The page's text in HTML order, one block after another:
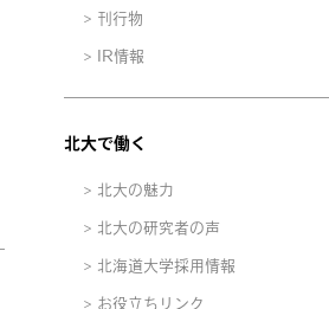
刊行物
IR情報
北大で働く
北大の魅力
北大の研究者の声
北海道大学採用情報
お役立ちリンク